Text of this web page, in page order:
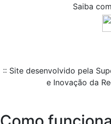
Saiba
:: Site desenvolvido pela
e Inovação da